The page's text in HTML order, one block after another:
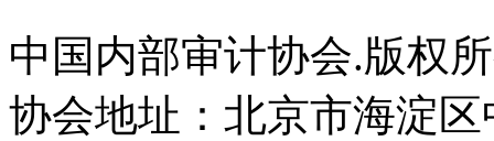
中国内部审计协会.版权
协会地址：北京市海淀